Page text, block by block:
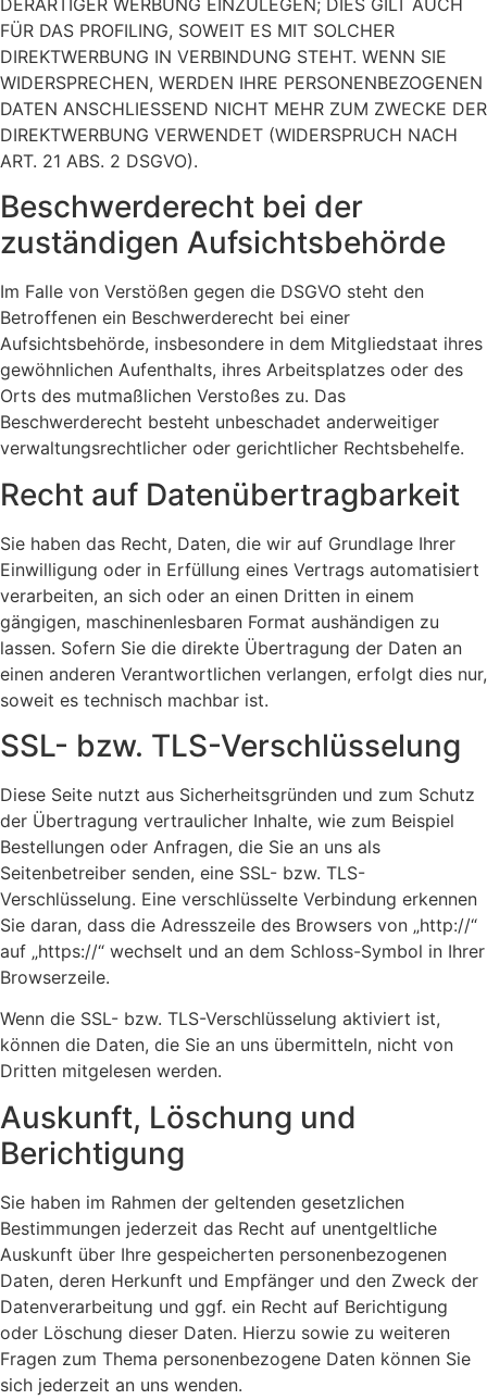
FÜR DAS PROFILING, SOWEIT ES MIT SOLCHER
DIREKTWERBUNG IN VERBINDUNG STEHT. WENN SIE
WIDERSPRECHEN, WERDEN IHRE PERSONENBEZOGENEN
DATEN ANSCHLIESSEND NICHT MEHR ZUM ZWECKE DER
DIREKTWERBUNG VERWENDET (WIDERSPRUCH NACH
ART. 21 ABS. 2 DSGVO).
Beschwerde­recht bei der
zuständigen Aufsichts­behörde
Im Falle von Verstößen gegen die DSGVO steht den
Betroffenen ein Beschwerderecht bei einer
Aufsichtsbehörde, insbesondere in dem Mitgliedstaat ihres
gewöhnlichen Aufenthalts, ihres Arbeitsplatzes oder des
Orts des mutmaßlichen Verstoßes zu. Das
Beschwerderecht besteht unbeschadet anderweitiger
verwaltungsrechtlicher oder gerichtlicher Rechtsbehelfe.
Recht auf Daten­übertrag­barkeit
Sie haben das Recht, Daten, die wir auf Grundlage Ihrer
Einwilligung oder in Erfüllung eines Vertrags automatisiert
verarbeiten, an sich oder an einen Dritten in einem
gängigen, maschinenlesbaren Format aushändigen zu
lassen. Sofern Sie die direkte Übertragung der Daten an
einen anderen Verantwortlichen verlangen, erfolgt dies nur,
soweit es technisch machbar ist.
SSL- bzw. TLS-Verschlüsselung
Diese Seite nutzt aus Sicherheitsgründen und zum Schutz
der Übertragung vertraulicher Inhalte, wie zum Beispiel
Bestellungen oder Anfragen, die Sie an uns als
Seitenbetreiber senden, eine SSL- bzw. TLS-
Verschlüsselung. Eine verschlüsselte Verbindung erkennen
Sie daran, dass die Adresszeile des Browsers von „http://“
auf „https://“ wechselt und an dem Schloss-Symbol in Ihrer
Browserzeile.
Wenn die SSL- bzw. TLS-Verschlüsselung aktiviert ist,
können die Daten, die Sie an uns übermitteln, nicht von
Dritten mitgelesen werden.
Auskunft, Löschung und
Berichtigung
Sie haben im Rahmen der geltenden gesetzlichen
Bestimmungen jederzeit das Recht auf unentgeltliche
Auskunft über Ihre gespeicherten personenbezogenen
Daten, deren Herkunft und Empfänger und den Zweck der
Datenverarbeitung und ggf. ein Recht auf Berichtigung
oder Löschung dieser Daten. Hierzu sowie zu weiteren
Fragen zum Thema personenbezogene Daten können Sie
sich jederzeit an uns wenden.